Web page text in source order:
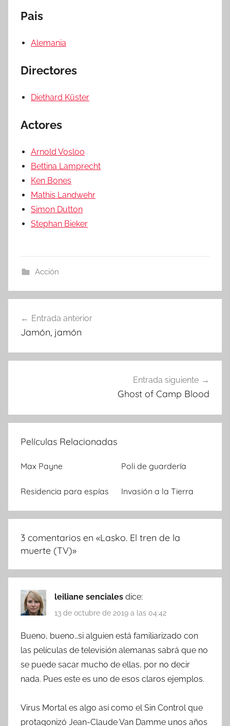
Pais
Alemania
Directores
Diethard Küster
Actores
Arnold Vosloo
Bettina Lamprecht
Ken Bones
Mathis Landwehr
Simon Dutton
Stephan Bieker
Acción
Navegación
de
entradas
Entrada anterior
Jamón, jamón
Entrada siguiente
Ghost of Camp Blood
Películas Relacionadas
Max Payne Poli de guardería
Residencia para espías Invasión a la Tierra
3 comentarios en «Lasko. El tren de la
muerte (TV)»
leiliane senciales dice:
13 de octubre de 2019 a las 04:42
Bueno, bueno…si alguien está familiarizado con
las películas de televisión alemanas sabrá que no
se puede sacar mucho de ellas, por no decir
nada. Pues este es uno de esos claros ejemplos.
Virus Mortal es algo así como el Sin Control que
protagonizó Jean-Claude Van Damme unos años